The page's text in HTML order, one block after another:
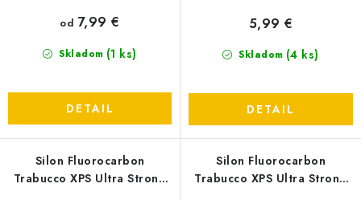
Skladom (1 ks)
od 7,99 €
DETAIL
Skladom (4 ks)
5,99 €
DETAIL
Silon Fluorocarbon
Trabucco XPS Ultra Strong
Silon Fluorocarbon
Trabucco XPS Ultra Strong